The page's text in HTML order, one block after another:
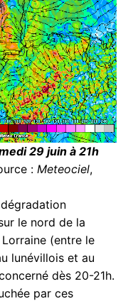
29 juin à 21h
: Meteociel,
le nord de la
(entre le
lunévillois et au
dès 20-21h.
par ces